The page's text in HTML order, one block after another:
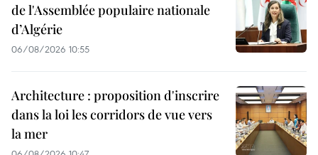
de l'Assemblée populaire nationale
d’Algérie
06/08/2026 10:55
Architecture : proposition d'inscrire
dans la loi les corridors de vue vers
la mer